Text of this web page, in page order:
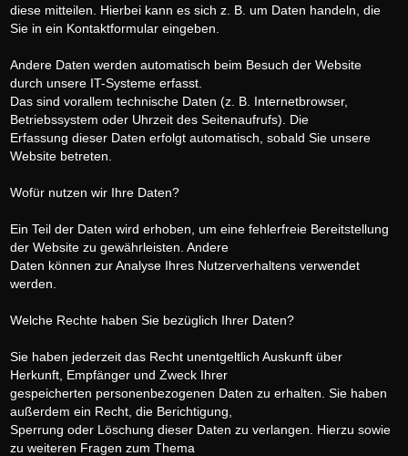
diese mitteilen. Hierbei kann es sich z. B. um Daten handeln, die
Sie in ein Kontaktformular eingeben.
Andere Daten werden automatisch beim Besuch der Website
durch unsere IT-Systeme erfasst.
Das sind vorallem technische Daten (z. B. Internetbrowser,
Betriebssystem oder Uhrzeit des Seitenaufrufs). Die
Erfassung dieser Daten erfolgt automatisch, sobald Sie unsere
Website betreten.
Wofür nutzen wir Ihre Daten?
Ein Teil der Daten wird erhoben, um eine fehlerfreie Bereitstellung
der Website zu gewährleisten. Andere
Daten können zur Analyse Ihres Nutzerverhaltens verwendet
werden.
Welche Rechte haben Sie bezüglich Ihrer Daten?
Sie haben jederzeit das Recht unentgeltlich Auskunft über
Herkunft, Empfänger und Zweck Ihrer
gespeicherten personenbezogenen Daten zu erhalten. Sie haben
außerdem ein Recht, die Berichtigung,
Sperrung oder Löschung dieser Daten zu verlangen. Hierzu sowie
zu weiteren Fragen zum Thema